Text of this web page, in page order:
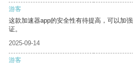
游客
这款加速器app的安全性有待提高，可以加
证。
2025-09-14
游客